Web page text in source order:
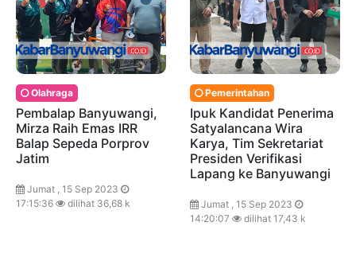
Olahraga
Pembalap Banyuwangi,
Mirza Raih Emas IRR
Balap Sepeda Porprov
Jatim
Jumat , 15 Sep 2023
17:15:36
dilihat 36,68 k
Pemerintahan
Ipuk Kandidat Penerima
Satyalancana Wira
Karya, Tim Sekretariat
Presiden Verifikasi
Lapang ke Banyuwangi
Jumat , 15 Sep 2023
14:20:07
dilihat 17,43 k